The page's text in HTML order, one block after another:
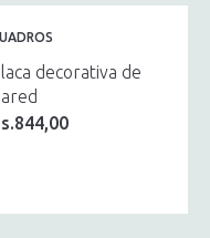
decorativa de
844,00